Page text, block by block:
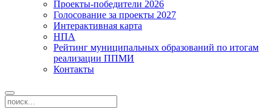
Проекты-победители 2026
Голосование за проекты 2027
Интерактивная карта
НПА
Рейтинг муниципальных образований по итогам
реализации ППМИ
Контакты